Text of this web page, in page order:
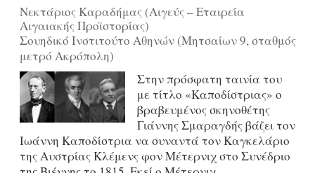
Νεκτάριος Καραδήμας (Αιγεύς – Εταιρεία
Αιγαιακής Προϊστορίας)
Σουηδικό Ινστιτούτο Αθηνών (Μητσαίων 9, σταθμός
μετρό Ακρόπολη)
Στην πρόσφατη ταινία του
με τίτλο «Καποδίστριας» ο
βραβευμένος σκηνοθέτης
Γιάννης Σμαραγδής βάζει τον
Ιωάννη Καποδίστρια να συναντά τον Καγκελάριο
της Αυστρίας Κλέμενς φον Μέτερνιχ στο Συνέδριο